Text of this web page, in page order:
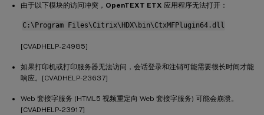
由于以下模块的访问冲突， OpenTEXT ETX 应用程序无法打开：
C:\Program Files\Citrix\HDX\bin\CtxMFPlugin64.dll
[CVADHELP-24985]
如果打印机或打印服务器无法访问，会话登录和注销可能需要很长时间才能
响应。[CVADHELP-23637]
Web 套接字服务 (HTML5 视频重定向 Web 套接字服务) 可能会崩溃。
[CVADHELP-23917]